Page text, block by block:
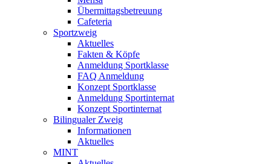
Übermittagsbetreuung
Cafeteria
Sportzweig
Aktuelles
Fakten & Köpfe
Anmeldung Sportklasse
FAQ Anmeldung
Konzept Sportklasse
Anmeldung Sportinternat
Konzept Sportinternat
Bilingualer Zweig
Informationen
Aktuelles
MINT